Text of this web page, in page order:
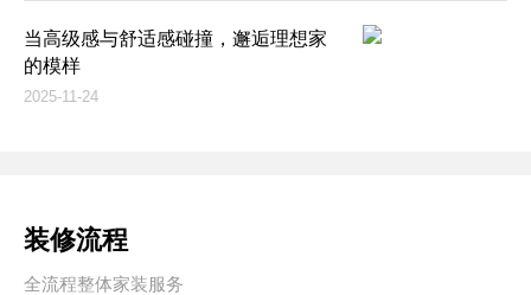
当高级感与舒适感碰撞，邂逅理想家
的模样
2025-11-24
装修流程
全流程整体家装服务